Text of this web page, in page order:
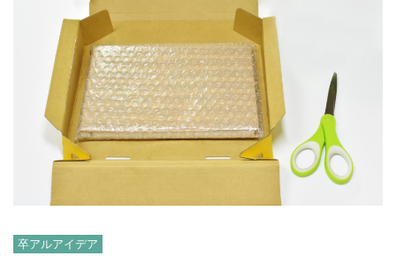
卒アルアイデア